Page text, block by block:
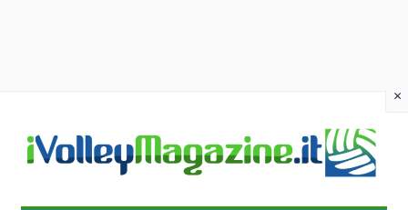
×
content